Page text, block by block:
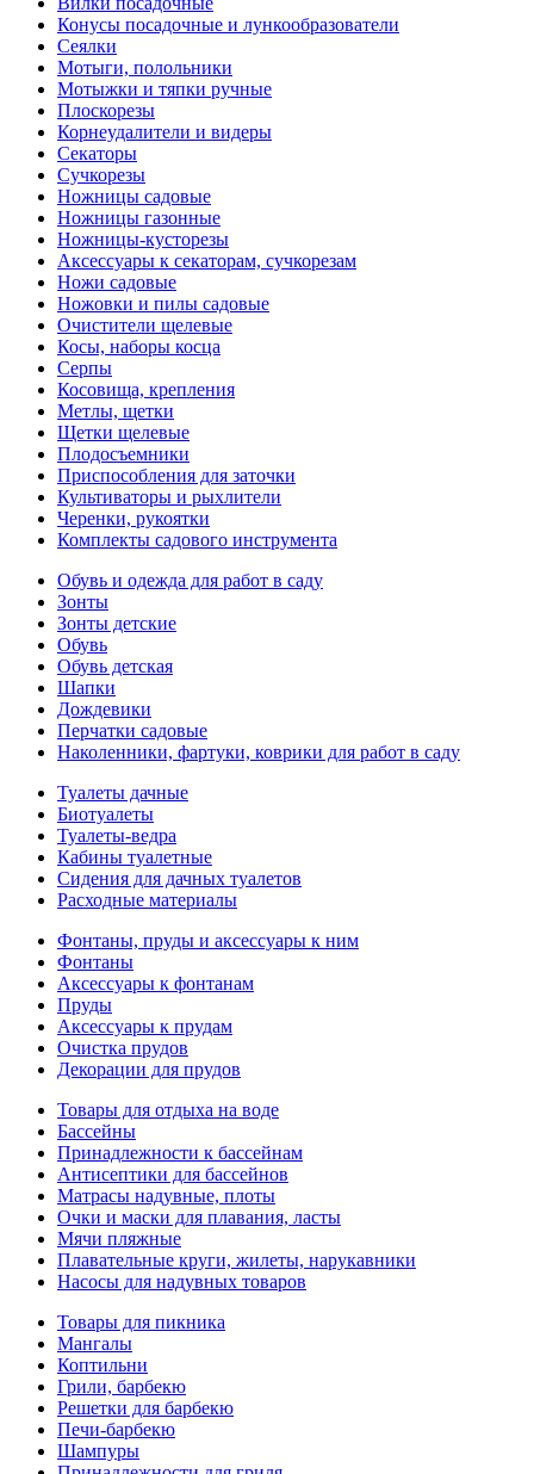
Конусы посадочные и лункообразователи
Сеялки
Мотыги, полольники
Мотыжки и тяпки ручные
Плоскорезы
Корнеудалители и видеры
Секаторы
Сучкорезы
Ножницы садовые
Ножницы газонные
Ножницы-кусторезы
Аксессуары к секаторам, сучкорезам
Ножи садовые
Ножовки и пилы садовые
Очистители щелевые
Косы, наборы косца
Серпы
Косовища, крепления
Метлы, щетки
Щетки щелевые
Плодосъемники
Приспособления для заточки
Культиваторы и рыхлители
Черенки, рукоятки
Комплекты садового инструмента
Обувь и одежда для работ в саду
Зонты
Зонты детские
Обувь
Обувь детская
Шапки
Дождевики
Перчатки садовые
Наколенники, фартуки, коврики для работ в саду
Туалеты дачные
Биотуалеты
Туалеты-ведра
Кабины туалетные
Сидения для дачных туалетов
Расходные материалы
Фонтаны, пруды и аксессуары к ним
Фонтаны
Аксессуары к фонтанам
Пруды
Аксессуары к прудам
Очистка прудов
Декорации для прудов
Товары для отдыха на воде
Бассейны
Принадлежности к бассейнам
Антисептики для бассейнов
Матраcы надувные, плоты
Очки и маски для плавания, ласты
Мячи пляжные
Плавательные круги, жилеты, нарукавники
Насосы для надувных товаров
Товары для пикника
Мангалы
Коптильни
Грили, барбекю
Решетки для барбекю
Печи-барбекю
Шампуры